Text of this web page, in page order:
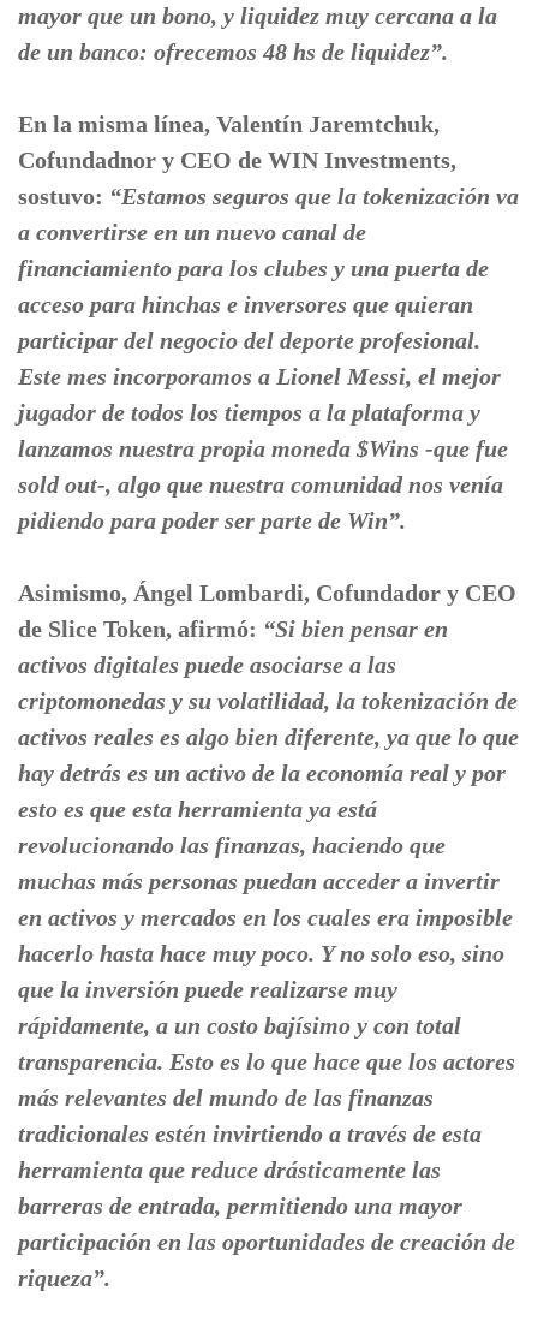
mayor que un bono, y liquidez muy cercana a la
de un banco: ofrecemos 48 hs de liquidez”.
En la misma línea, Valentín Jaremtchuk,
Cofundadnor y CEO de WIN Investments,
sostuvo: “Estamos seguros que la tokenización va
a convertirse en un nuevo canal de
financiamiento para los clubes y una puerta de
acceso para hinchas e inversores que quieran
participar del negocio del deporte profesional.
Este mes incorporamos a Lionel Messi, el mejor
jugador de todos los tiempos a la plataforma y
lanzamos nuestra propia moneda $Wins -que fue
sold out-, algo que nuestra comunidad nos venía
pidiendo para poder ser parte de Win”.
Asimismo, Ángel Lombardi, Cofundador y CEO
de Slice Token, afirmó: “Si bien pensar en
activos digitales puede asociarse a las
criptomonedas y su volatilidad, la tokenización de
activos reales es algo bien diferente, ya que lo que
hay detrás es un activo de la economía real y por
esto es que esta herramienta ya está
revolucionando las finanzas, haciendo que
muchas más personas puedan acceder a invertir
en activos y mercados en los cuales era imposible
hacerlo hasta hace muy poco. Y no solo eso, sino
que la inversión puede realizarse muy
rápidamente, a un costo bajísimo y con total
transparencia. Esto es lo que hace que los actores
más relevantes del mundo de las finanzas
tradicionales estén invirtiendo a través de esta
herramienta que reduce drásticamente las
barreras de entrada, permitiendo una mayor
participación en las oportunidades de creación de
riqueza”.